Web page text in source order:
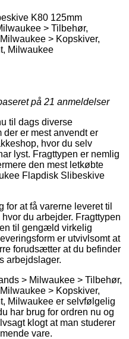
K80 125mm
> Tilbehør,
> Kopskiver,
Milwaukee
på 21 anmeldelser
til dags diverse
der er mest anvendt er
hvor du selv
lyst. Fragttypen er nemlig
den mest letkøbte
Flapdisk Slibeskive
for at få varerne leveret til
du arbejder. Fragttypen
til gengæld virkelig
er utvivlsomt at
forudsætter at du befinder
arbejdslager.
> Milwaukee > Tilbehør,
> Kopskiver,
Milwaukee er selvfølgelig
har brug for ordren nu og
klogt at man studerer
vare.